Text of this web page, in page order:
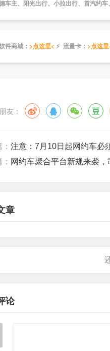
车主、阳光出行、小拉出行、首汽约
件商城： >点这里< ⚡ 流量卡： >点这
友：
注意：7月10日起网约车必
网约车聚合平台新规来袭，
章
论